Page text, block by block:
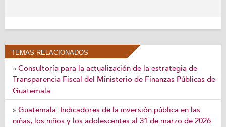
TEMAS RELACIONADOS
» Consultoría para la actualización de la estrategia de
Transparencia Fiscal del Ministerio de Finanzas Públicas de
Guatemala
» Guatemala: Indicadores de la inversión pública en las
niñas, los niños y los adolescentes al 31 de marzo de 2026.